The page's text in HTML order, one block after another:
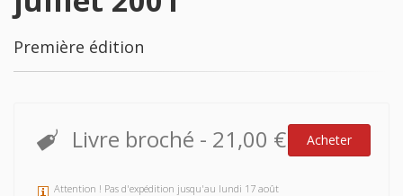
Première édition
Livre broché - 21,00 € Acheter
Attention ! Pas d'expédition jusqu'au lundi 17 août